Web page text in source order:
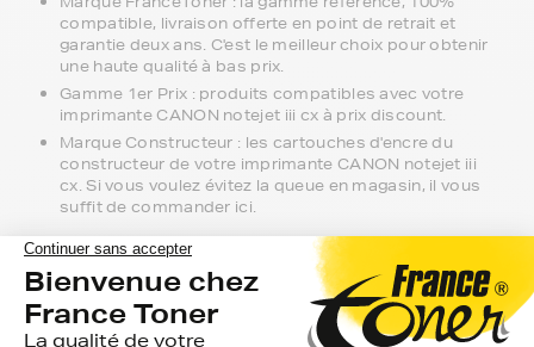
compatible, livraison offerte en point de retrait et
garantie deux ans. C'est le meilleur choix pour obtenir
une haute qualité à bas prix.
Gamme 1er Prix : produits compatibles avec votre
imprimante CANON notejet iii cx à prix discount.
Marque Constructeur : les cartouches d'encre du
constructeur de votre imprimante CANON notejet iii
cx. Si vous voulez évitez la queue en magasin, il vous
suffit de commander ici.
Notre équipe de conseillers se tient à
votre disposition si vous avez des
questions.